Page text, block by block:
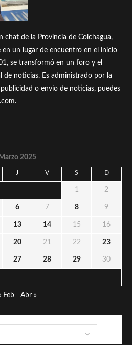
chat de la Provincia de Colchagua,
un lugar de encuentro en el inicio
se transformó en un foro y el
de noticias. Es administrado por la
o envío de noticias, puedes
Marzo 2025
J V S D
1 2
6 7 8 9
13 14 15 16
20 21 22 23
27 28 29 30
Feb Abr »